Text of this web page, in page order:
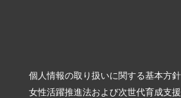
個人情報の取り扱いに関する基本方針
女性活躍推進法および次世代育成支